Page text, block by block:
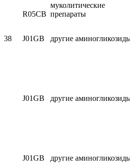
R05CB
муколитические
препараты
38 J01GB другие
J01GB другие
J01GB другие